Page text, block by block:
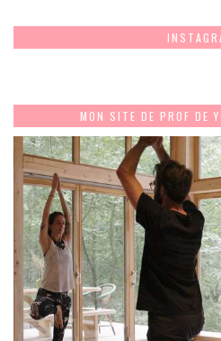
MON SITE DE PROF DE